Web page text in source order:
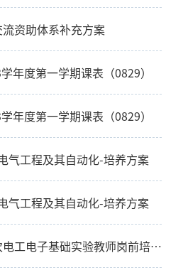
资助体系补充方案
年度第一学期课表（0829）
年度第一学期课表（0829）
气工程及其自动化-培养方案
气工程及其自动化-培养方案
实验教学中心第一次电工电子基础实验教师岗前培训会顺利举行